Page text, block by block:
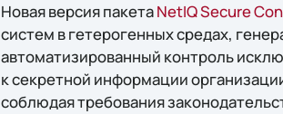
Новая версия пакетаNetIQ Secure
систем в гетерогенных средах,
автоматизированный контроль
к секретной информации
соблюдая требования